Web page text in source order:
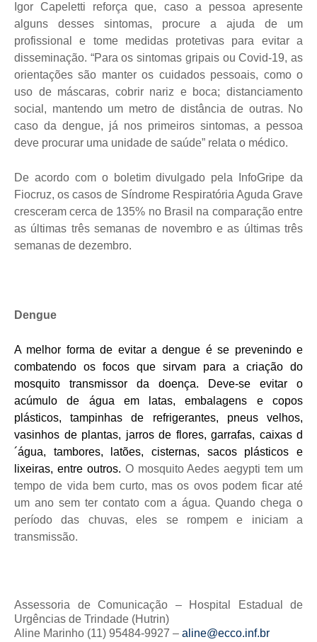
Igor Capeletti reforça que, caso a pessoa apresente
alguns desses sintomas, procure a ajuda de um
profissional e tome medidas protetivas para evitar a
disseminação. “Para os sintomas gripais ou Covid-19, as
orientações são manter os cuidados pessoais, como o
uso de máscaras, cobrir nariz e boca; distanciamento
social, mantendo um metro de distância de outras. No
caso da dengue, já nos primeiros sintomas, a pessoa
deve procurar uma unidade de saúde” relata o médico.
De acordo com o boletim divulgado pela InfoGripe da
Fiocruz, os casos de Síndrome Respiratória Aguda Grave
cresceram cerca de 135% no Brasil na comparação entre
as últimas três semanas de novembro e as últimas três
semanas de dezembro.
Dengue
A melhor forma de evitar a dengue é se prevenindo e
combatendo os focos que sirvam para a criação do
mosquito transmissor da doença. Deve-se evitar o
acúmulo de água em latas, embalagens e copos
plásticos, tampinhas de refrigerantes, pneus velhos,
vasinhos de plantas, jarros de flores, garrafas, caixas d
´água, tambores, latões, cisternas, sacos plásticos e
lixeiras, entre outros. O mosquito Aedes aegypti tem um
tempo de vida bem curto, mas os ovos podem ficar até
um ano sem ter contato com a água. Quando chega o
período das chuvas, eles se rompem e iniciam a
transmissão.
Assessoria de Comunicação – Hospital Estadual de
Urgências de Trindade (Hutrin)
Aline Marinho (11) 95484-9927 – aline@ecco.inf.br